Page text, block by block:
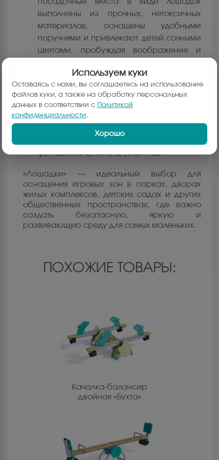
выполнены из прочных, нетоксичных
материалов, оснащены удобными
поручнями и привлекают детей сочными
цветами, пробуждая воображение и
Всепогодная надёжность: Все
металлические элементы обработаны
антикоррозийным порошковым
покрытием, устойчивым к дождю, снегу,
солнцу и перепадам температур —
функциональность круглый год.
«Лошадки» — идеальный выбор для
оснащения игровых зон в парках, дворах
жилых комплексов, детских садах и других
общественных пространствах, где важно
создать безопасную, яркую и
развивающую среду для самых маленьких.
ПОХОЖИЕ ТОВАРЫ:
Качалка-балансир
двойная «Бухта»
Используем куки
Оставаясь с нами, вы соглашаетесь на использование
файлов куки, а также на обработку персональных
данных в соответствии с Политикой
конфиденциальности.
Хорошо